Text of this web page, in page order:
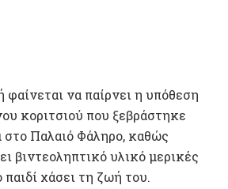
φαίνεται να παίρνει η υπόθεση
κοριτσιού που ξεβράστηκε
στο Παλαιό Φάληρο, καθώς
βιντεοληπτικό υλικό μερικές
χάσει τη ζωή του.